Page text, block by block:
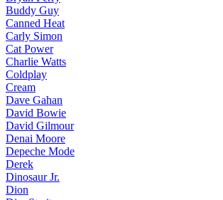
Buddy Guy
Canned Heat
Carly Simon
Cat Power
Charlie Watts
Coldplay
Cream
Dave Gahan
David Bowie
David Gilmour
Denai Moore
Depeche Mode
Derek
Dinosaur Jr.
Dion